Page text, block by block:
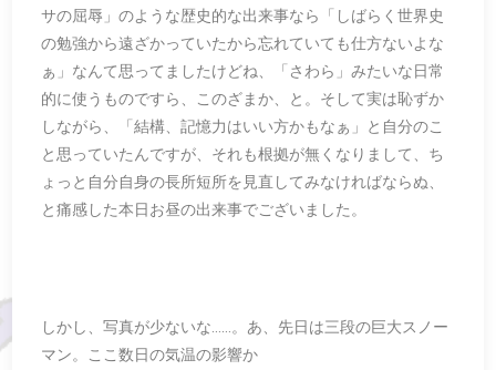
サの屈辱」のような歴史的な出来事なら「しばらく世界史
の勉強から遠ざかっていたから忘れていても仕方ないよな
ぁ」なんて思ってましたけどね、「さわら」みたいな日常
的に使うものですら、このざまか、と。そして実は恥ずか
しながら、「結構、記憶力はいい方かもなぁ」と自分のこ
と思っていたんですが、それも根拠が無くなりまして、ち
ょっと自分自身の長所短所を見直してみなければならぬ、
と痛感した本日お昼の出来事でございました。
しかし、写真が少ないな……。あ、先日は三段の巨大スノー
マン。ここ数日の気温の影響か